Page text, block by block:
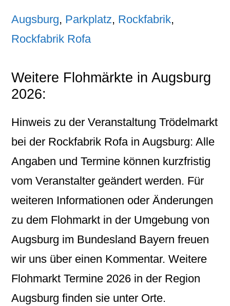
Augsburg, Parkplatz, Rockfabrik,
Rockfabrik Rofa
Weitere Flohmärkte in Augsburg
2026:
Hinweis zu der Veranstaltung Trödelmarkt
bei der Rockfabrik Rofa in Augsburg: Alle
Angaben und Termine können kurzfristig
vom Veranstalter geändert werden. Für
weiteren Informationen oder Änderungen
zu dem Flohmarkt in der Umgebung von
Augsburg im Bundesland Bayern freuen
wir uns über einen Kommentar. Weitere
Flohmarkt Termine 2026 in der Region
Augsburg finden sie unter Orte.